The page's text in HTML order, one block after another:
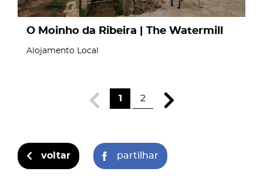
O Moinho da Ribeira | The Watermill
Alojamento Local
1 2
voltar partilhar